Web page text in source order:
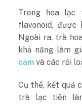
Trong hoa lạc
flavonoid,
Ngoài ra, trà
khả năng làm
cảm và các rối
Cụ thể, kết quả
trà lạc tiên